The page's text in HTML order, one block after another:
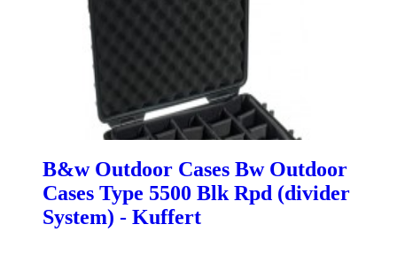
B&w Outdoor Cases Bw Outdoor
Cases Type 5500 Blk Rpd (divider
System) - Kuffert